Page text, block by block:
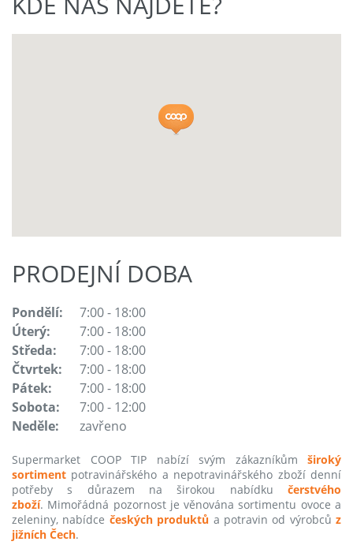
PRODEJNÍ DOBA
Pondělí:
7:00 - 18:00
Úterý:
7:00 - 18:00
Středa:
7:00 - 18:00
Čtvrtek:
7:00 - 18:00
Pátek:
7:00 - 18:00
Sobota:
7:00 - 12:00
Neděle:
zavřeno
Supermarket COOP TIP nabízí svým zákazníkům široký
sortiment potravinářského a nepotravinářského zboží denní
potřeby s důrazem na širokou nabídku čerstvého
zboží. Mimořádná pozornost je věnována sortimentu ovoce a
zeleniny, nabídce českých produktů a potravin od výrobců z
jižních Čech.